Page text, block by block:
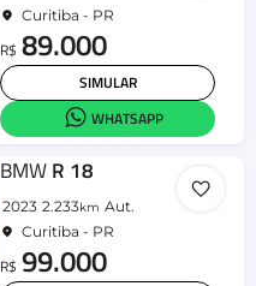
Curitiba - PR
R$ 89.000
SIMULAR
WHATSAPP
BMWR 18
2023 2.233km Aut.
Curitiba - PR
R$ 99.000